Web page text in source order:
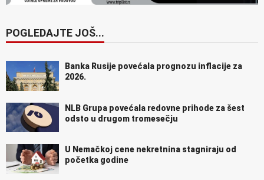
POGLEDAJTE JOŠ...
Banka Rusije povećala prognozu inflacije za
2026.
NLB Grupa povećala redovne prihode za šest
odsto u drugom tromesečju
U Nemačkoj cene nekretnina stagniraju od
početka godine